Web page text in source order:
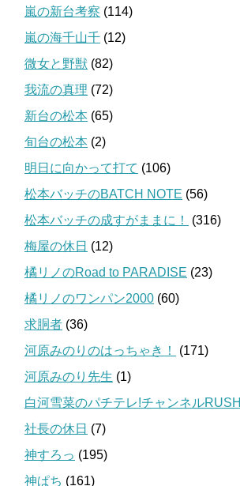
嵐の新台考察 (114)
嵐の海千山千 (12)
微女と野獣 (82)
我流の真理 (72)
新台の松本 (65)
旬台の松本 (2)
明日に向かって打て (106)
松本バッチのBATCH NOTE (56)
松本バッチの成すがままに！
(316)
梅屋の休日 (12)
橘リノのRoad to PARADISE (23)
橘リノのワンパン2000 (60)
求胴者 (36)
河原みのりのはっちゃき！
(171)
河原みのり先生 (1)
白河雪菜のパチテレ!チャンネルRUSH
社長の休日 (7)
神すろっ (195)
神ぱち (161)